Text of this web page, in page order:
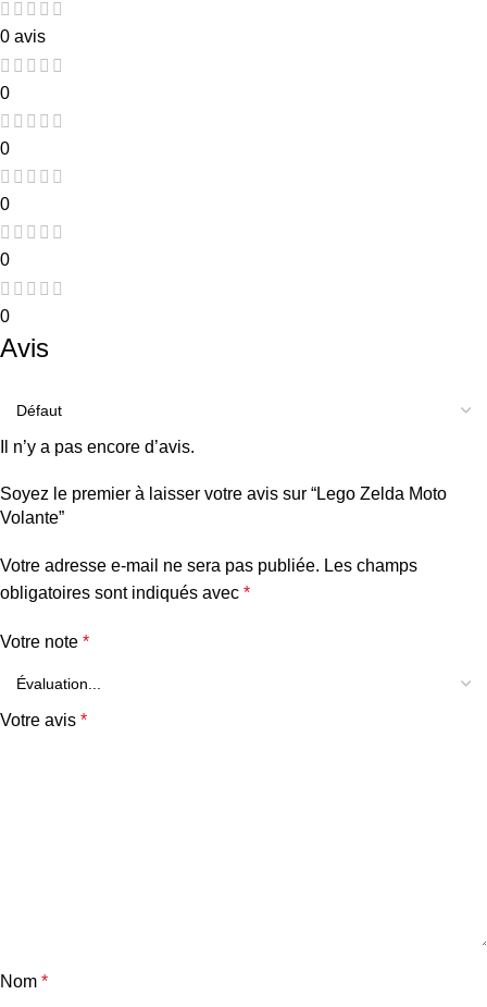
0 avis
0
0
0
0
0
Avis
Il n’y a pas encore d’avis.
Soyez le premier à laisser votre avis sur “Lego Zelda Moto
Volante”
Votre adresse e-mail ne sera pas publiée. Les champs
obligatoires sont indiqués avec *
Votre note *
Votre avis *
Nom *